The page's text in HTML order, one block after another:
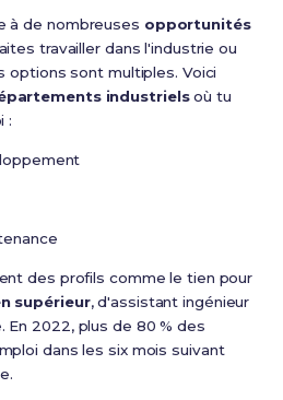
à de nombreuses opportunités
travailler dans l'industrie ou
options sont multiples. Voici
industrielsoù tu
:
des profils comme le tien pour
supérieur, d'assistant ingénieur
2022, plus de 80 % des
dans les six mois suivant